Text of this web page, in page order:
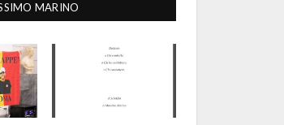
MARINO